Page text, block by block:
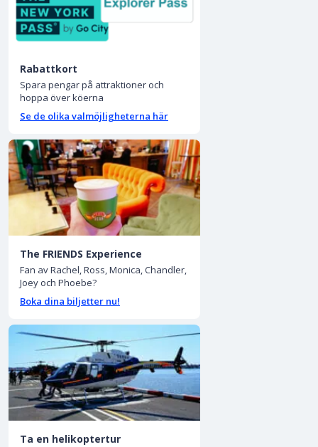
Rabattkort
Spara pengar på attraktioner och
hoppa över köerna
Se de olika valmöjligheterna här
The FRIENDS Experience
Fan av Rachel, Ross, Monica, Chandler,
Joey och Phoebe?
Boka dina biljetter nu!
Ta en helikoptertur